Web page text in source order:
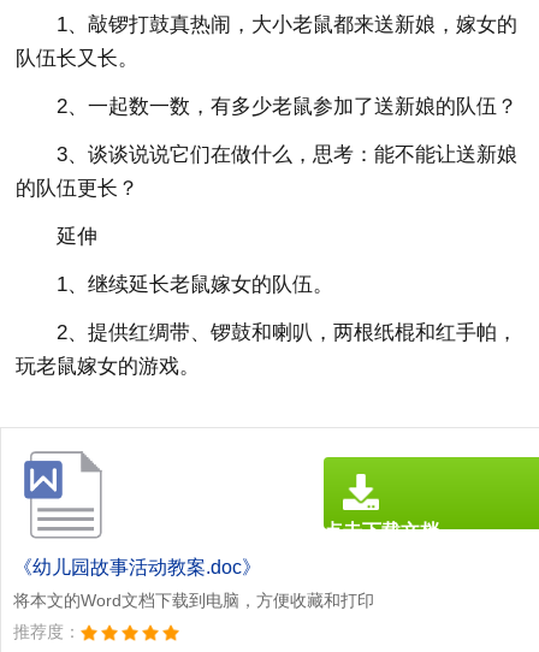
1、敲锣打鼓真热闹，大小老鼠都来送新娘，嫁女的
队伍长又长。
2、一起数一数，有多少老鼠参加了送新娘的队伍？
3、谈谈说说它们在做什么，思考：能不能让送新娘
的队伍更长？
延伸
1、继续延长老鼠嫁女的队伍。
2、提供红绸带、锣鼓和喇叭，两根纸棍和红手帕，
玩老鼠嫁女的游戏。
《幼儿园故事活动教案.doc》
将本文的Word文档下载到电脑，方便收藏和打印
推荐度：
点击下载文档